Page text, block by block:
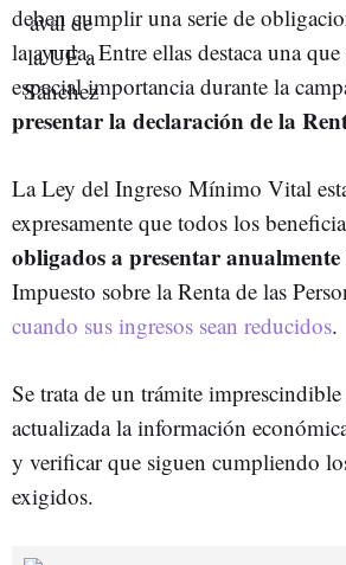
deben cumplir una serie de
la ayuda. Entre ellas destaca una
especial importancia durante la
presentar la declaración de la
La Ley del Ingreso Mínimo Vital
expresamente que todos los
obligados a presentar
Impuesto sobre la Renta de las
cuando sus ingresos sean reducidos.
Se trata de un trámite
actualizada la información
y verificar que siguen cumpliendo
exigidos.